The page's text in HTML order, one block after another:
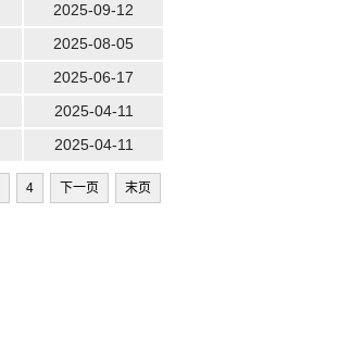
2025-09-12
2025-08-05
2025-06-17
2025-04-11
2025-04-11
4 下一页 末页